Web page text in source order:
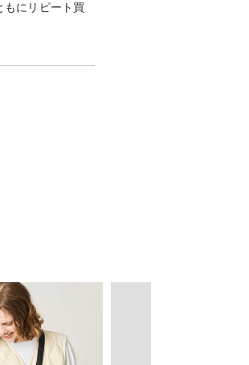
もにリピート買